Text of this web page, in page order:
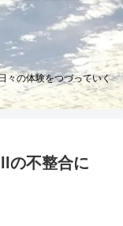
々の体験をつづっていく
の不整合に